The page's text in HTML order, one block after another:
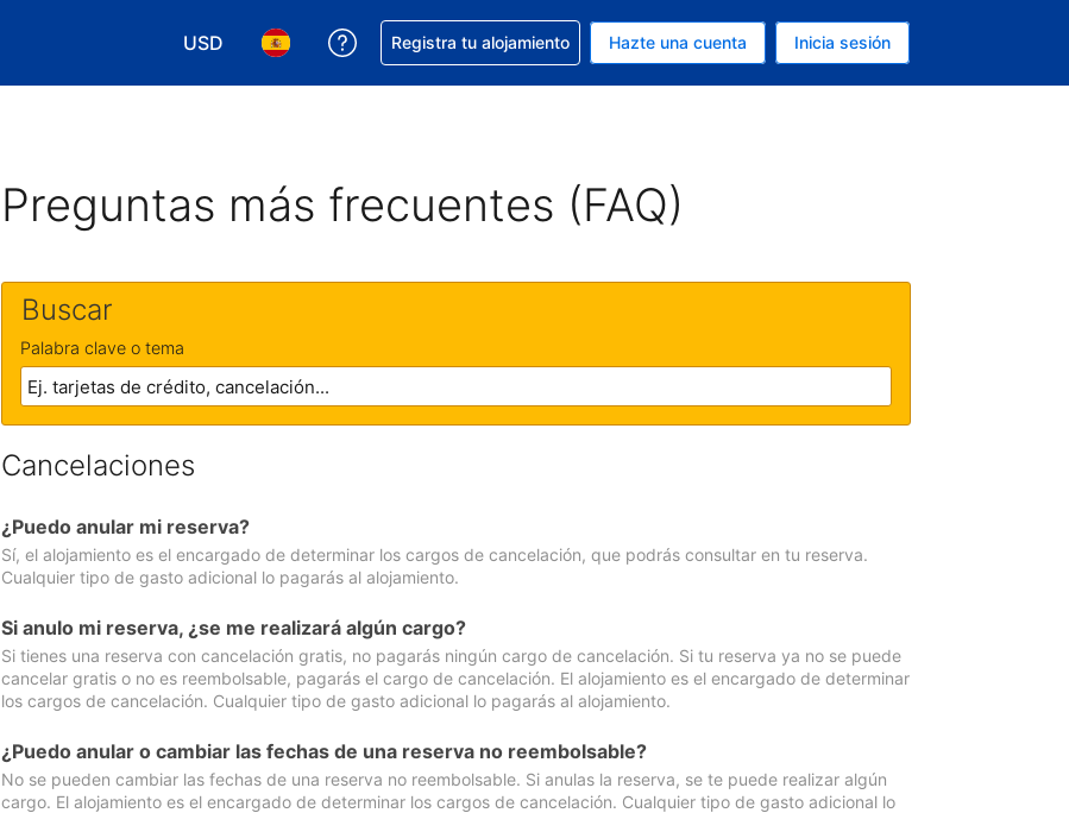
USD
Elegir tu moneda. Tu moneda actual es Dólar de EEUU
Elegir el idioma que prefieres. Tu idioma actual es Español
Obtener ayuda con la reserva
Registra tu alojamiento Hazte una cuenta Inicia sesión
Preguntas más frecuentes (FAQ)
Buscar
Palabra clave o tema
Cancelaciones
¿Puedo anular mi reserva?
Sí, el alojamiento es el encargado de determinar los cargos de cancelación, que podrás consultar en tu reserva.
Cualquier tipo de gasto adicional lo pagarás al alojamiento.
Si anulo mi reserva, ¿se me realizará algún cargo?
Si tienes una reserva con cancelación gratis, no pagarás ningún cargo de cancelación. Si tu reserva ya no se puede
cancelar gratis o no es reembolsable, pagarás el cargo de cancelación. El alojamiento es el encargado de determinar
los cargos de cancelación. Cualquier tipo de gasto adicional lo pagarás al alojamiento.
¿Puedo anular o cambiar las fechas de una reserva no reembolsable?
No se pueden cambiar las fechas de una reserva no reembolsable. Si anulas la reserva, se te puede realizar algún
cargo. El alojamiento es el encargado de determinar los cargos de cancelación. Cualquier tipo de gasto adicional lo